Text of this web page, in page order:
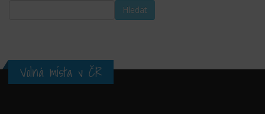
Volná místa v ČR